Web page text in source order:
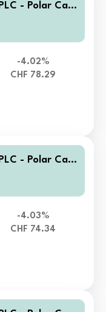
- Polar Capi
Fund I CHF He
-4.02%
CHF 78.29
- Polar Capi
R CHF H
-4.03%
CHF 74.34